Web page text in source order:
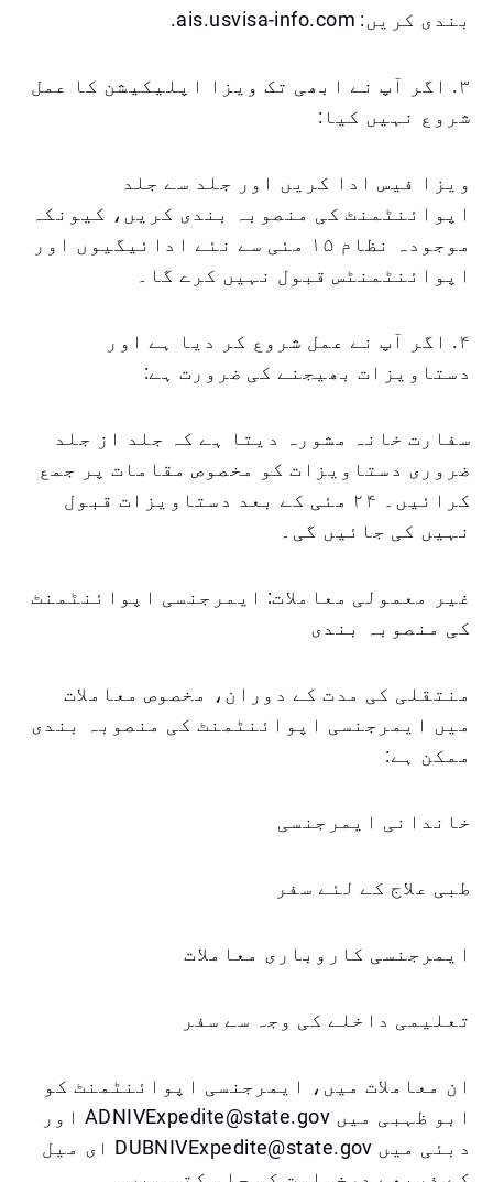
بندی کریں: ais.usvisa-info.com.
۳. اگر آپ نے ابھی تک ویزا اپلیکیشن کا عمل
شروع نہیں کیا:
ویزا فیس ادا کریں اور جلد سے جلد
اپوائنٹمنٹ کی منصوبہ بندی کریں، کیونکہ
موجودہ نظام ۱۵ مئی سے نئے ادائیگیوں اور
اپوائنٹمنٹس قبول نہیں کرے گا۔
۴. اگر آپ نے عمل شروع کر دیا ہے اور
دستاویزات بھیجنے کی ضرورت ہے:
سفارت خانہ مشورہ دیتا ہے کہ جلد از جلد
ضروری دستاویزات کو مخصوص مقامات پر جمع
کرائیں۔ ۲۴ مئی کے بعد دستاویزات قبول
نہیں کی جائیں گی۔
غیر معمولی معاملات: ایمرجنسی اپوائنٹمنٹ
کی منصوبہ بندی
منتقلی کی مدت کے دوران، مخصوص معاملات
میں ایمرجنسی اپوائنٹمنٹ کی منصوبہ بندی
ممکن ہے:
خاندانی ایمرجنسی
طبی علاج کے لئے سفر
ایمرجنسی کاروباری معاملات
تعلیمی داخلے کی وجہ سے سفر
ان معاملات میں، ایمرجنسی اپوائنٹمنٹ کو
ابو ظہبی میں ADNIVExpedite@state.gov اور
دبئی میں DUBNIVExpedite@state.gov ای میل